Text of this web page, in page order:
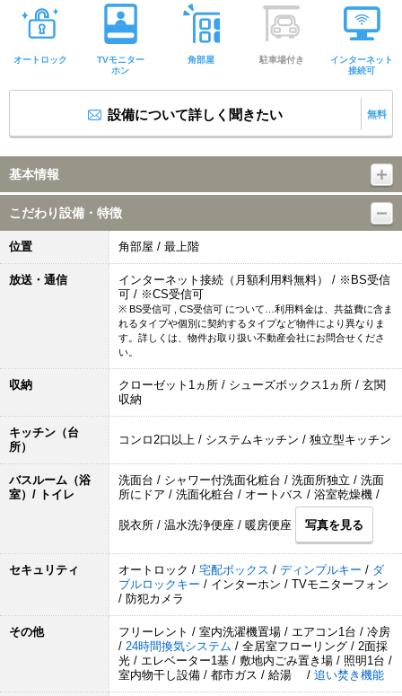
オートロック
TVモニター
ホン
角部屋 駐車場付き
インターネット
接続可
設備について詳しく聞きたい 無料
基本情報
こだわり設備・特徴
位置 角部屋 / 最上階
放送・通信
インターネット接続（月額利用料無料） / ※BS受信
可 / ※CS受信可
※ BS受信可 , CS受信可 について…利用料金は、共益費に含ま
れるタイプや個別に契約するタイプなど物件により異なりま
す。詳しくは、物件お取り扱い不動産会社にお問合せくださ
い。
収納
クローゼット1ヵ所 / シューズボックス1ヵ所 / 玄関
収納
キッチン（台
所）
コンロ2口以上 / システムキッチン / 独立型キッチン
バスルーム（浴
室）/ トイレ
洗面台 / シャワー付洗面化粧台 / 洗面所独立 / 洗面
所にドア / 洗面化粧台 / オートバス / 浴室乾燥機 /
脱衣所 / 温水洗浄便座 / 暖房便座 写真を見る
セキュリティ オートロック / 宅配ボックス / ディンプルキー / ダ
ブルロックキー / インターホン / TVモニターフォン
/ 防犯カメラ
その他
フリーレント / 室内洗濯機置場 / エアコン1台 / 冷房
/ 24時間換気システム / 全居室フローリング / 2面採
光 / エレベーター1基 / 敷地内ごみ置き場 / 照明1台 /
室内物干し設備 / 都市ガス / 給湯 / 追い焚き機能